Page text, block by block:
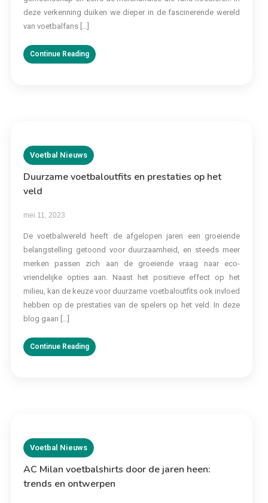
deze verkenning duiken we dieper in de fascinerende wereld
van voetbalfans […]
Continue Reading
Voetbal Nieuws
Duurzame voetbaloutfits en prestaties op het
veld
mei 11, 2023
De voetbalwereld heeft de afgelopen jaren een groeiende
belangstelling getoond voor duurzaamheid, en steeds meer
merken passen zich aan de groeiende vraag naar eco-
vriendelijke opties aan. Naast het positieve effect op het
milieu, kan de keuze voor duurzame voetbaloutfits ook invloed
hebben op de prestaties van de spelers op het veld. In deze
blog gaan […]
Continue Reading
Voetbal Nieuws
AC Milan voetbalshirts door de jaren heen:
trends en ontwerpen